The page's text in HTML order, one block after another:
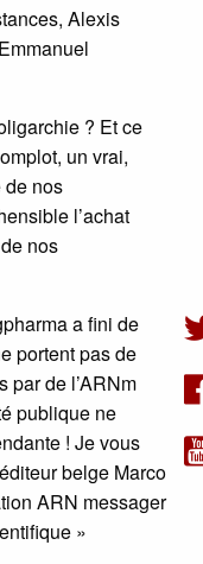
Alexis
? Et ce
un vrai,
de nos
l’achat
nos
a fini de
portent pas de
par de l’ARNm
publique ne
! Je vous
belge Marco
ARN messager
»